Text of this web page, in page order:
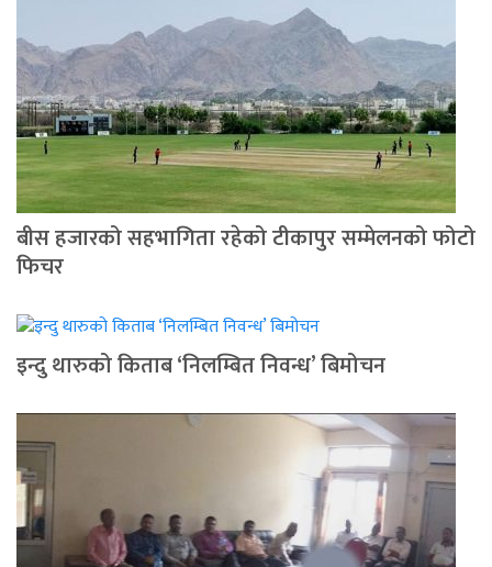
बीस हजारको सहभागिता रहेको टीकापुर सम्मेलनको फोटो
फिचर
इन्दु थारुको किताब ‘निलम्बित निवन्ध’ बिमोचन